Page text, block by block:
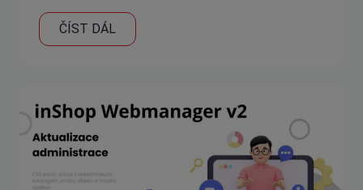
ČÍST DÁL